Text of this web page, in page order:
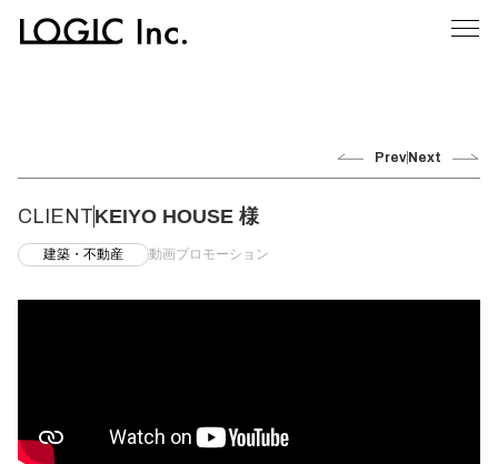
Prev Next
CLIENTKEIYO HOUSE 様
建築・不動産 動画プロモーション